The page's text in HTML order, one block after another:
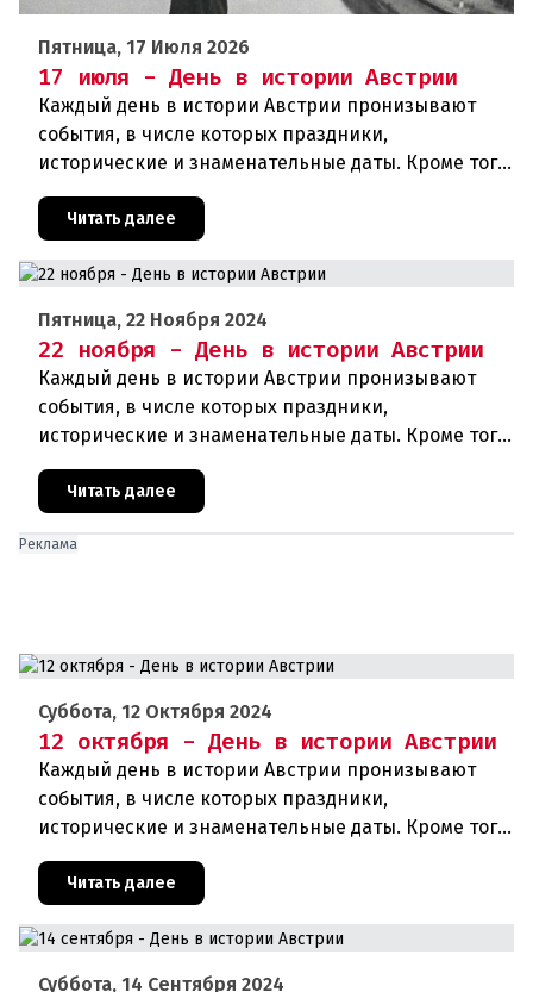
Пятница, 17 Июля 2026
17 июля - День в истории Австрии
Каждый день в истории Австрии пронизывают
события, в числе которых праздники,
исторические и знаменательные даты. Кроме того
дни рождения различных деятелей страны, а
также дни их смерти. Что же произ
Читать далее
Пятница, 22 Ноября 2024
22 ноября - День в истории Австрии
Каждый день в истории Австрии пронизывают
события, в числе которых праздники,
исторические и знаменательные даты. Кроме того
дни рождения различных деятелей Австрии, а
также дни их смерти. Что же прои
Читать далее
Реклама
Суббота, 12 Октября 2024
12 октября - День в истории Австрии
Каждый день в истории Австрии пронизывают
события, в числе которых праздники,
исторические и знаменательные даты. Кроме того,
дни рождения различных деятелей страны, а
также дни их смерти. Что же прои
Читать далее
Суббота, 14 Сентября 2024